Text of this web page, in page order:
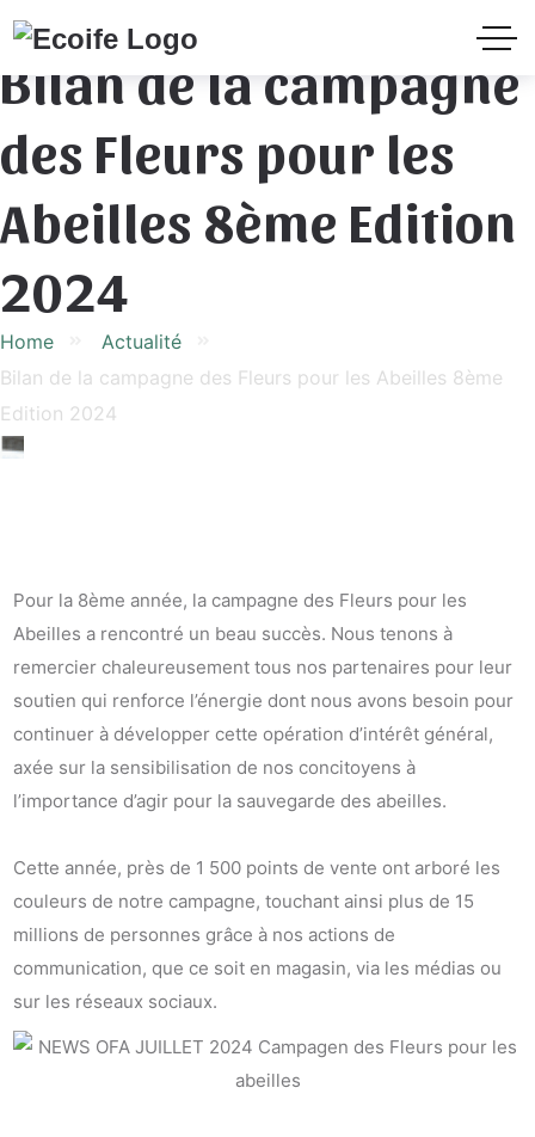
Bilan de la campagne
des Fleurs pour les
Abeilles 8ème Edition
2024
Home
Actualité
Bilan de la campagne des Fleurs pour les Abeilles 8ème
Edition 2024
Pour la 8ème année, la campagne des Fleurs pour les
Abeilles a rencontré un beau succès. Nous tenons à
remercier chaleureusement tous nos partenaires pour leur
soutien qui renforce l’énergie dont nous avons besoin pour
continuer à développer cette opération d’intérêt général,
axée sur la sensibilisation de nos concitoyens à
l’importance d’agir pour la sauvegarde des abeilles.
Cette année, près de 1 500 points de vente ont arboré les
couleurs de notre campagne, touchant ainsi plus de 15
millions de personnes grâce à nos actions de
communication, que ce soit en magasin, via les médias ou
sur les réseaux sociaux.